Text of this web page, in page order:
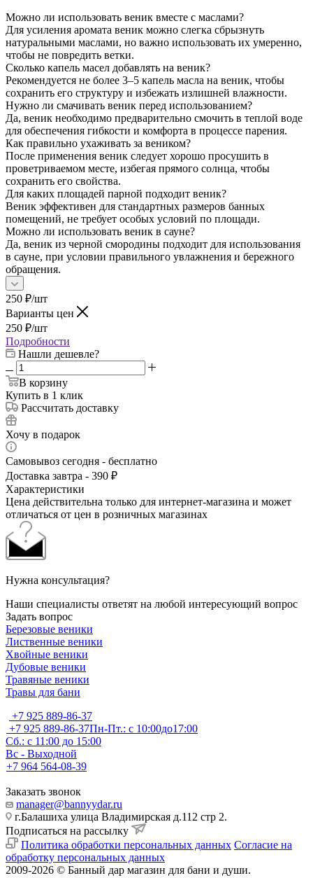
Можно ли использовать веник вместе с маслами?
Для усиления аромата веник можно слегка сбрызнуть
натуральными маслами, но важно использовать их умеренно,
чтобы не повредить ветки.
Сколько капель масел добавлять на веник?
Рекомендуется не более 3–5 капель масла на веник, чтобы
сохранить его структуру и избежать излишней влажности.
Нужно ли смачивать веник перед использованием?
Да, веник необходимо предварительно смочить в теплой воде
для обеспечения гибкости и комфорта в процессе парения.
Как правильно ухаживать за веником?
После применения веник следует хорошо просушить в
проветриваемом месте, избегая прямого солнца, чтобы
сохранить его свойства.
Для каких площадей парной подходит веник?
Веник эффективен для стандартных размеров банных
помещений, не требует особых условий по площади.
Можно ли использовать веник в сауне?
Да, веник из черной смородины подходит для использования
в сауне, при условии правильного увлажнения и бережного
обращения.
250 ₽/шт
Варианты цен
250 ₽/шт
Подробности
Нашли дешевле?
В корзину
Купить в 1 клик
Рассчитать доставку
Хочу в подарок
Самовывоз сегодня - бесплатно
Доставка завтра - 390 ₽
Характеристики
Цена действительна только для интернет-магазина и может
отличаться от цен в розничных магазинах
Нужна консультация?
Наши специалисты ответят на любой интересующий вопрос
Задать вопрос
Березовые веники
Лиственные веники
Хвойные веники
Дубовые веники
Травяные веники
Травы для бани
+7 925 889-86-37
+7 925 889-86-37Пн-Пт.: с 10:00до17:00
Сб.: с 11:00 до 15:00
Вс - Выходной
+7 964 564-08-39
Заказать звонок
manager@bannyydar.ru
г.Балашиха улица Владимирская д.112 стр 2.
Подписаться на рассылку
Политика обработки персональных данных Согласие на
обработку персональных данных
2009-2026 © Банный дар магазин для бани и души.